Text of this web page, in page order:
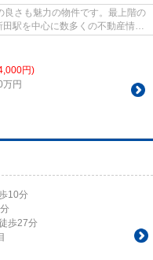
さも魅力の物件です。最上階の
駅を中心に数多くの不動産情報
円)
万円
10分
歩27分